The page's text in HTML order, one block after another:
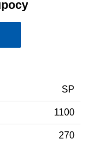
SP
1100
270